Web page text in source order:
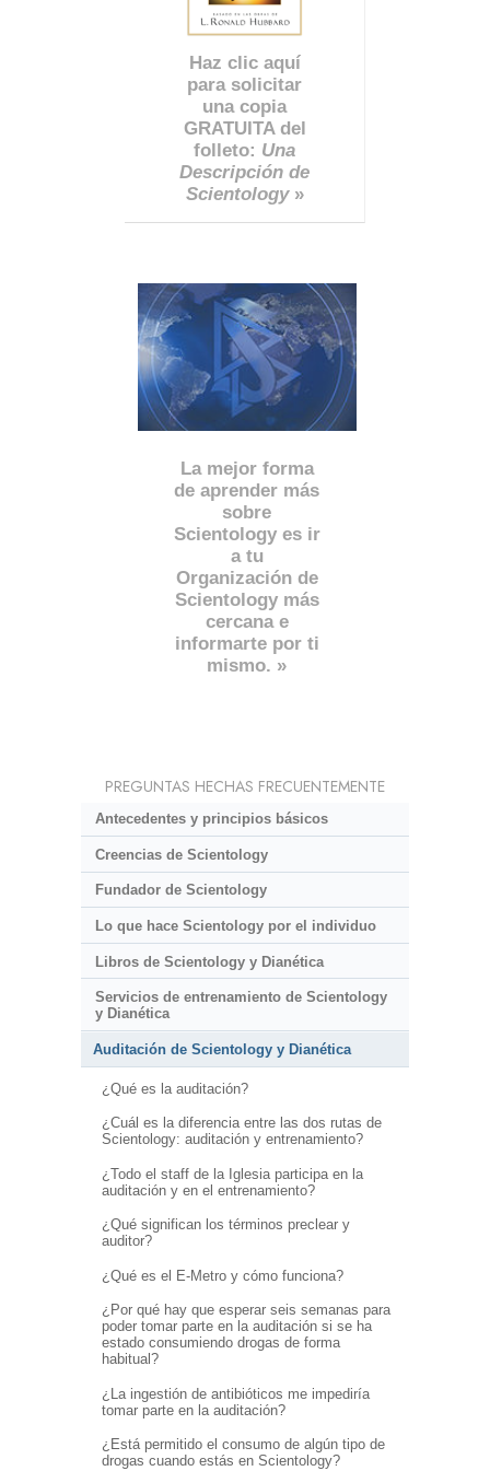
Haz clic aquí
para solicitar
una copia
GRATUITA del
folleto: Una
Descripción de
Scientology»
La mejor forma
de aprender más
sobre
Scientology es ir
a tu
Organización de
Scientology más
cercana e
informarte por ti
mismo. »
PREGUNTAS HECHAS FRECUENTEMENTE
Antecedentes y principios básicos
Creencias de Scientology
Fundador de Scientology
Lo que hace Scientology por el individuo
Libros de Scientology y Dianética
Servicios de entrenamiento de Scientology
y Dianética
Auditación de Scientology y Dianética
¿Qué es la auditación?
¿Cuál es la diferencia entre las dos rutas de
Scientology: auditación y entrenamiento?
¿Todo el staff de la Iglesia participa en la
auditación y en el entrenamiento?
¿Qué significan los términos preclear y
auditor?
¿Qué es el E-Metro y cómo funciona?
¿Por qué hay que esperar seis semanas para
poder tomar parte en la auditación si se ha
estado consumiendo drogas de forma
habitual?
¿La ingestión de antibióticos me impediría
tomar parte en la auditación?
¿Está permitido el consumo de algún tipo de
drogas cuando estás en Scientology?